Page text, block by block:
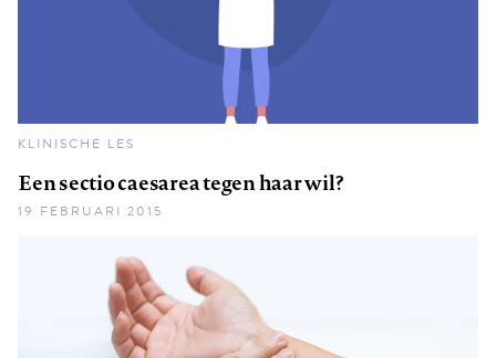
KLINISCHE LES
Een sectio caesarea tegen haar wil?
19 FEBRUARI 2015